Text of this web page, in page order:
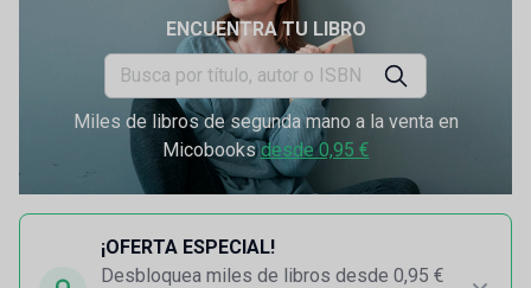
ENCUENTRA TU LIBRO
Miles de libros de segunda mano a la venta en
Micobooksdesde 0,95 €
¡OFERTA ESPECIAL!
Desbloquea miles de libros desde 0,95 €